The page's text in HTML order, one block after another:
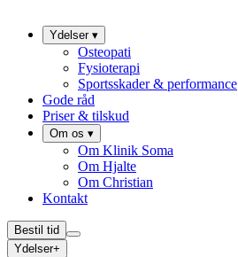
Ydelser ▾
Osteopati
Fysioterapi
Sportsskader & performance
Gode råd
Priser & tilskud
Om os ▾
Om Klinik Soma
Om Hjalte
Om Christian
Kontakt
Bestil tid
Ydelser+